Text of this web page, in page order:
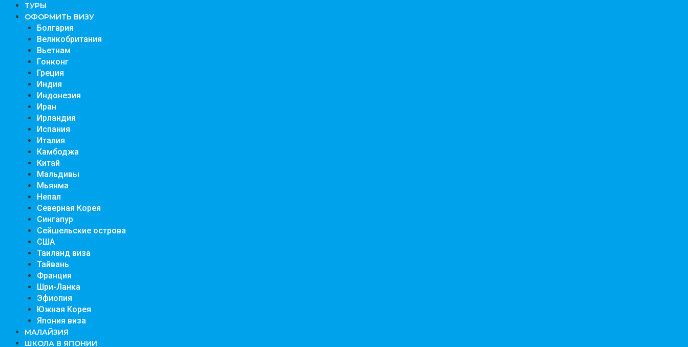
TУРЫ
ОФОРМИТЬ ВИЗУ
Болгария
Великобритания
Вьетнам
Гонконг
Греция
Индия
Индонезия
Иран
Ирландия
Испания
Италия
Камбоджа
Китай
Мальдивы
Мьянма
Непал
Северная Корея
Сингапур
Сейшельские острова
США
Таиланд виза
Тайвань
Франция
Шри-Ланка
Эфиопия
Южная Корея
Япония виза
МАЛАЙЗИЯ
ШКОЛА В ЯПОНИИ